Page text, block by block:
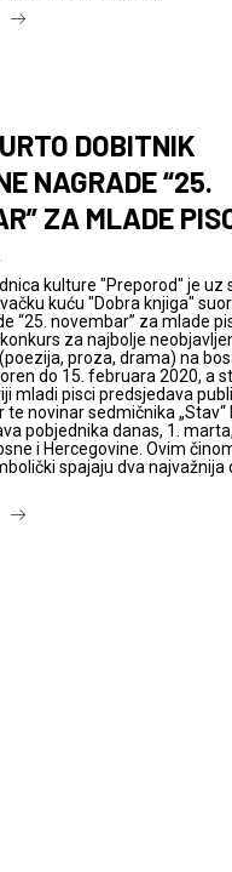
DOBITNIK
NAGRADE “25.
ZA MLADE
kulture "Preporod" je uz
kuću "Dobra knjiga"
“25. novembar” za mlade
za najbolje
proza, drama) na
do 15. februara 2020, a
mladi pisci predsjedava
te novinar sedmičnika „Stav“
pobjednika danas, 1.
i Hercegovine. Ovim
spajaju dva najvažnija